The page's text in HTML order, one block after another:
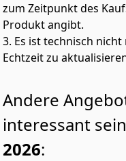
zum Zeitpunkt des
Produkt angibt.
3. Es ist technisch
Echtzeit zu
Andere
interessant
2026: